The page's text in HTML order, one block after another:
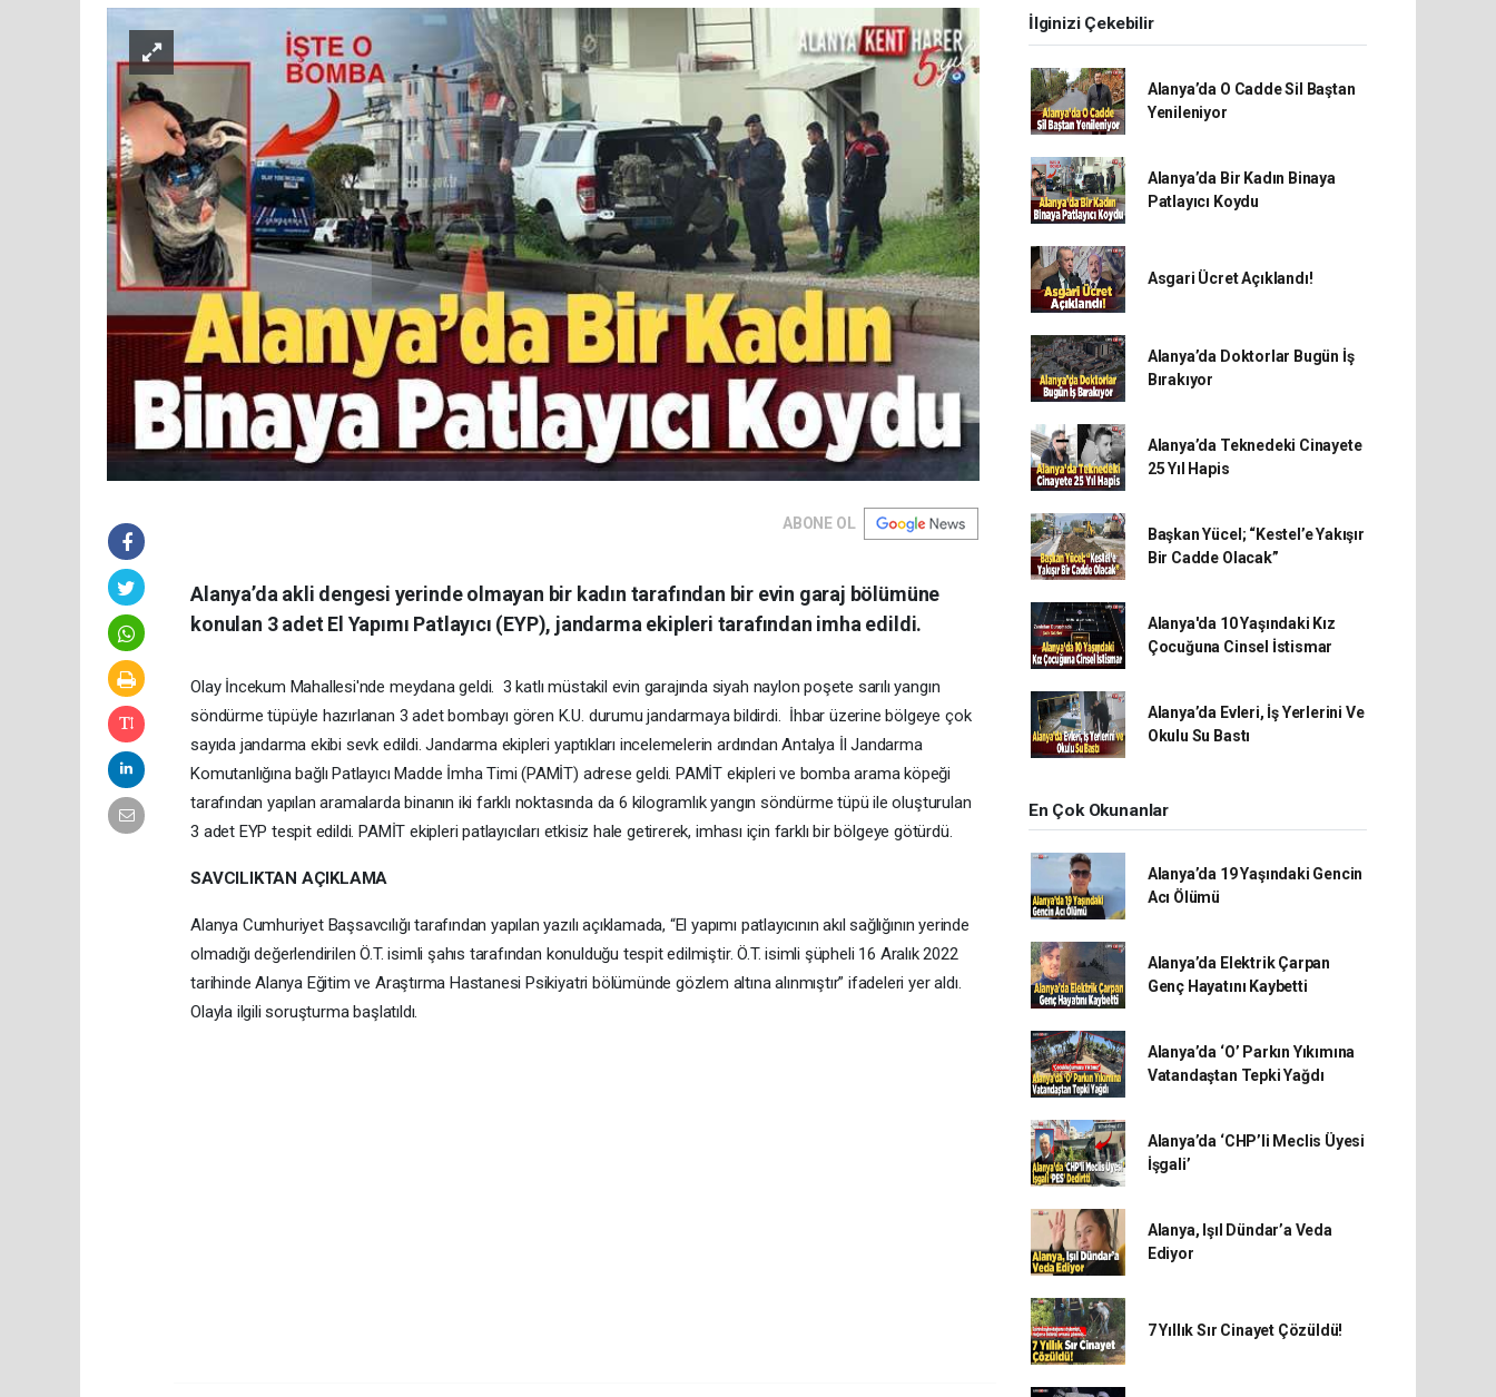
ABONE OL
Alanya’da akli dengesi yerinde olmayan bir kadın tarafından bir evin garaj bölümüne
konulan 3 adet El Yapımı Patlayıcı (EYP), jandarma ekipleri tarafından imha edildi.
Olay İncekum Mahallesi'nde meydana geldi. 3 katlı müstakil evin garajında siyah naylon poşete sarılı yangın
söndürme tüpüyle hazırlanan 3 adet bombayı gören K.U. durumu jandarmaya bildirdi. İhbar üzerine bölgeye çok
sayıda jandarma ekibi sevk edildi. Jandarma ekipleri yaptıkları incelemelerin ardından Antalya İl Jandarma
Komutanlığına bağlı Patlayıcı Madde İmha Timi (PAMİT) adrese geldi. PAMİT ekipleri ve bomba arama köpeği
tarafından yapılan aramalarda binanın iki farklı noktasında da 6 kilogramlık yangın söndürme tüpü ile oluşturulan
3 adet EYP tespit edildi. PAMİT ekipleri patlayıcıları etkisiz hale getirerek, imhası için farklı bir bölgeye götürdü.
SAVCILIKTAN AÇIKLAMA
Alanya Cumhuriyet Başsavcılığı tarafından yapılan yazılı açıklamada, “El yapımı patlayıcının akıl sağlığının yerinde
olmadığı değerlendirilen Ö.T. isimli şahıs tarafından konulduğu tespit edilmiştir. Ö.T. isimli şüpheli 16 Aralık 2022
tarihinde Alanya Eğitim ve Araştırma Hastanesi Psikiyatri bölümünde gözlem altına alınmıştır” ifadeleri yer aldı.
Olayla ilgili soruşturma başlatıldı.
İlginizi Çekebilir
Alanya’da O Cadde Sil Baştan
Yenileniyor
Alanya’da Bir Kadın Binaya
Patlayıcı Koydu
Asgari Ücret Açıklandı!
Alanya’da Doktorlar Bugün İş
Bırakıyor
Alanya’da Teknedeki Cinayete
25 Yıl Hapis
Başkan Yücel; “Kestel’e Yakışır
Bir Cadde Olacak”
Alanya'da 10 Yaşındaki Kız
Çocuğuna Cinsel İstismar
Alanya’da Evleri, İş Yerlerini Ve
Okulu Su Bastı
En Çok Okunanlar
Alanya’da 19 Yaşındaki Gencin
Acı Ölümü
Alanya’da Elektrik Çarpan
Genç Hayatını Kaybetti
Alanya’da ‘O’ Parkın Yıkımına
Vatandaştan Tepki Yağdı
Alanya’da ‘CHP’li Meclis Üyesi
İşgali’
Alanya, Işıl Dündar’a Veda
Ediyor
7 Yıllık Sır Cinayet Çözüldü!